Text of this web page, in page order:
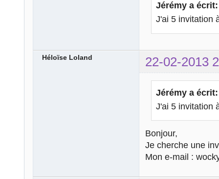
Jérémy a écrit:
J'ai 5 invitation
Héloïse Loland 22-02-2013
Jérémy a écrit:
J'ai 5 invitation
Bonjour,
Je cherche une
Mon e-mail :